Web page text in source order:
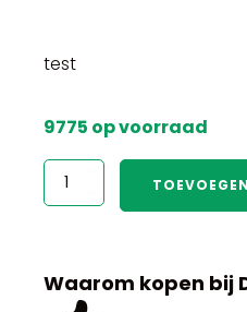
test
9775 op voorraad
test
aantal
Waarom kopen bij